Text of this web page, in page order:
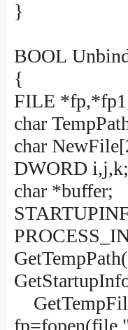
}
BOOL
{
FILE
char
char
DWORD i,j,k;
char *buffer;